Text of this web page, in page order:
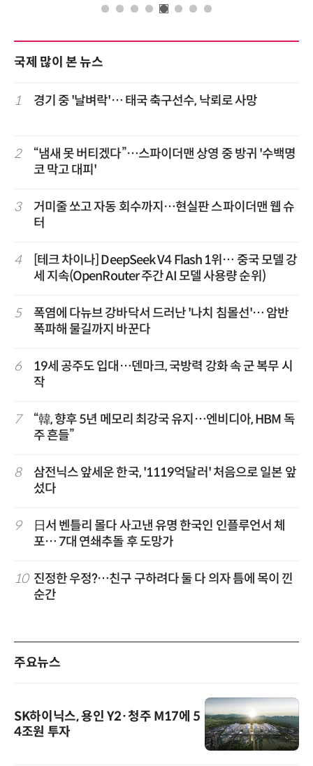
국제 많이 본 뉴스
1 경기 중 '날벼락'… 태국 축구선수, 낙뢰로 사망
2
“냄새 못 버티겠다”…스파이더맨 상영 중 방귀 '수백명
코 막고 대피'
3
거미줄 쏘고 자동 회수까지…현실판 스파이더맨 웹 슈
터
4
[테크 차이나] DeepSeek V4 Flash 1위… 중국 모델 강
세 지속(OpenRouter 주간 AI 모델 사용량 순위)
5
폭염에 다뉴브 강바닥서 드러난 '나치 침몰선'… 암반
폭파해 물길까지 바꾼다
6
19세 공주도 입대…덴마크, 국방력 강화 속 군 복무 시
작
7
“韓, 향후 5년 메모리 최강국 유지…엔비디아, HBM 독
주 흔들”
8
삼전닉스 앞세운 한국, '1119억달러' 처음으로 일본 앞
섰다
9
日서 벤틀리 몰다 사고낸 유명 한국인 인플루언서 체
포… 7대 연쇄추돌 후 도망가
10 진정한 우정?…친구 구하려다 둘 다 의자 틈에 목이 낀
순간
주요뉴스
SK하이닉스, 용인 Y2·청주 M17에 5
4조원 투자